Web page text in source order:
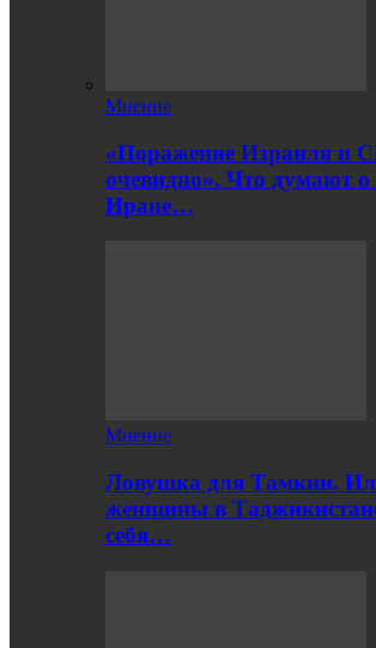
Мнение
«Поражение Израиля и
очевидно». Что думают о
Иране…
Мнение
Ловушка для Тамкин.
женщины в
себя…